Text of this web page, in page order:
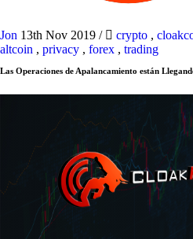
Jon 13th Nov 2019 / crypto ,
altcoin , privacy , forex , trading
Las Operaciones de Apalancamiento están